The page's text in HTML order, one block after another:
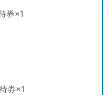
券×1
券×1